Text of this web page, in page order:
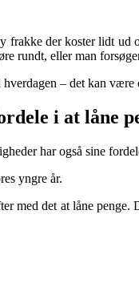
der koster lidt
rundt, eller man
– det kan
i at låne
har også sine
yngre år.
med det at låne